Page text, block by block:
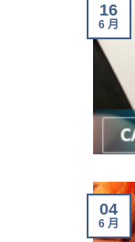
16
6 月
04
6 月